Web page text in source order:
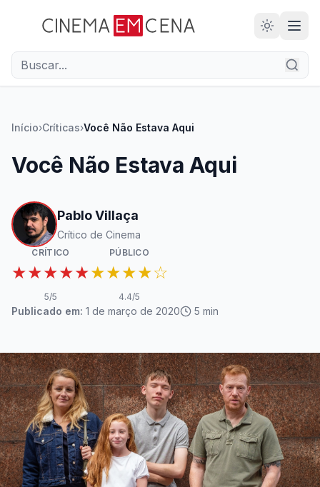
28
ANOS
Início›Críticas›Você Não Estava Aqui
Você Não Estava Aqui
Pablo Villaça
Crítico de Cinema
CRÍTICO
★★★★★
5/5
PÚBLICO
★★★★☆
4.4/5
Publicado em: 1 de março de 2020 5 min